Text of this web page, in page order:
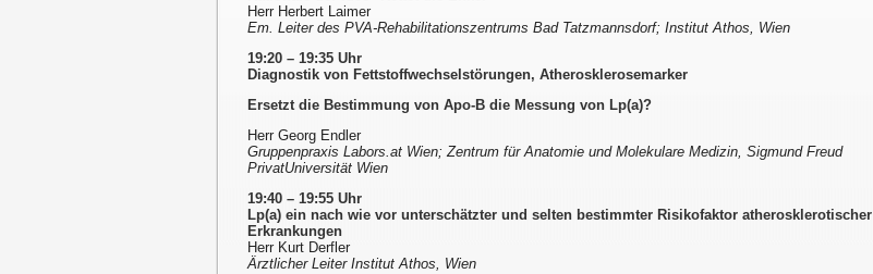
Herr Herbert Laimer
Em. Leiter des PVA-Rehabilitationszentrums Bad Tatzmannsdorf; Institut Athos, Wien
19:20 – 19:35 Uhr
Diagnostik von Fettstoffwechselstörungen, Atherosklerosemarker
Ersetzt die Bestimmung von Apo-B die Messung von Lp(a)?
Herr Georg Endler
Gruppenpraxis Labors.at Wien; Zentrum für Anatomie und Molekulare Medizin, Sigmund Freud
PrivatUniversität Wien
19:40 – 19:55 Uhr
Lp(a) ein nach wie vor unterschätzter und selten bestimmter Risikofaktor atherosklerotischer
Erkrankungen
Herr Kurt Derfler
Ärztlicher Leiter Institut Athos, Wien